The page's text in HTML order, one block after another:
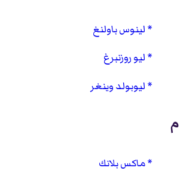
لينوس باولنغ
ليو روزنبرغ
ليوبولد وينغر
م
ماكس بلانك